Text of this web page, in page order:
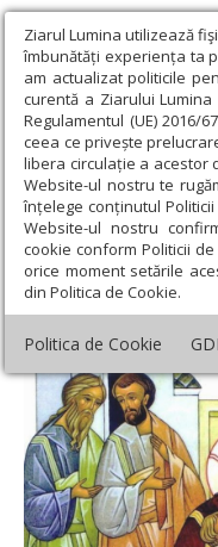
Ziarul Lumina utilizează
îmbunătăți experiența ta
am actualizat politicile
curentă a Ziarului
Regulamentul (UE) 2016/
ceea ce privește
libera circulație a acestor
Website-ul nostru te
înțelege conținutul
Website-ul nostru
cookie conform Politicii
orice moment setările
din Politica de Cookie.
Politica de Cookie
Ziarul Lumina › Opinii ›
sfințeniei?
Familia: un